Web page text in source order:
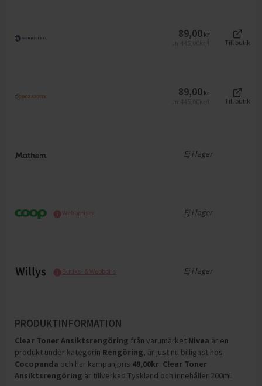
89,00 kr
Till butik
89,00 kr
Till butik
Ej i lager
Webbpriser Ej i lager
Butiks- & Webbpris Ej i lager
PRODUKTINFORMATION
Clear Toner Ansiktsrengöring från varumärket Nivea är en
produkt under kategorin Rengöring, är just nu billigast hos
Cocopanda och har kampanjpris 49,00kr. Clear Toner
Ansiktsrengöring är tillverkad Tyskland och innehåller 200ml.